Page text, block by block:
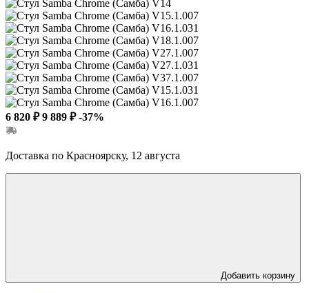
6 820 ₽ 9 889 ₽ -37%
Доставка по Красноярску, 12 августа
Добавить корзину